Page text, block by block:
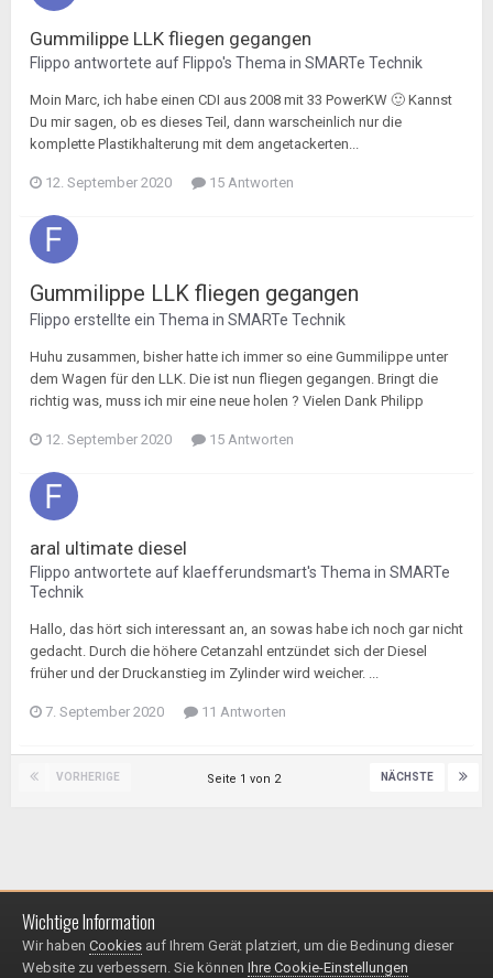
Gummilippe LLK fliegen gegangen
Flippo antwortete auf Flippo's Thema in SMARTe Technik
Moin Marc, ich habe einen CDI aus 2008 mit 33 PowerKW 🙂 Kannst
Du mir sagen, ob es dieses Teil, dann warscheinlich nur die
komplette Plastikhalterung mit dem angetackerten...
12. September 2020 15 Antworten
Gummilippe LLK fliegen gegangen
Flippo erstellte ein Thema in SMARTe Technik
Huhu zusammen, bisher hatte ich immer so eine Gummilippe unter
dem Wagen für den LLK. Die ist nun fliegen gegangen. Bringt die
richtig was, muss ich mir eine neue holen ? Vielen Dank Philipp
12. September 2020 15 Antworten
aral ultimate diesel
Flippo antwortete auf klaefferundsmart's Thema in SMARTe
Technik
Hallo, das hört sich interessant an, an sowas habe ich noch gar nicht
gedacht. Durch die höhere Cetanzahl entzündet sich der Diesel
früher und der Druckanstieg im Zylinder wird weicher. ...
7. September 2020 11 Antworten
VORHERIGE NÄCHSTE
Seite 1 von 2
Impressum / Datenschutzerklärung
© 1999 - 2025
Wichtige Information
Wir haben Cookies auf Ihrem Gerät platziert, um die Bedinung dieser
Website zu verbessern. Sie können Ihre Cookie-Einstellungen